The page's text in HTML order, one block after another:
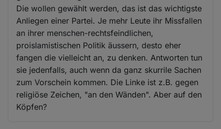
Die wollen gewählt werden, das ist das wichtigste
Anliegen einer Partei. Je mehr Leute ihr Missfallen
an ihrer menschen-rechtsfeindlichen,
proislamistischen Politik äussern, desto eher
fangen die vielleicht an, zu denken. Antworten tun
sie jedenfalls, auch wenn da ganz skurrile Sachen
zum Vorschein kommen. Die Linke ist z.B. gegen
religiöse Zeichen, "an den Wänden". Aber auf den
Köpfen?